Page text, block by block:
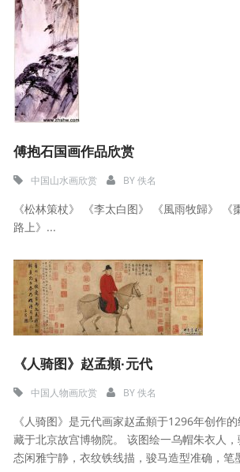
傅抱石国画作品欣赏
中国山水画欣赏 BY佚名
《松林策杖》 《李太白图》 《風雨牧歸》 《
路上》...
《人骑图》赵孟頫·元代
中国人物画欣赏 BY佚名
《人骑图》是元代画家赵孟頫于1296年创作
藏于北京故宫博物院。 该图绘一乌帽朱衣人
态闲雅宁静，衣纹铁线描，骏马造型准确，笔